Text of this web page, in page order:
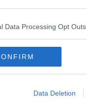
Data Processing Opt Outs
Data Deletion
all'Elba
grosseto